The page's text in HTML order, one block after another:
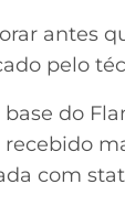
antes
pelo
do
com